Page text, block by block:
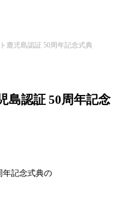
鹿児島認証 50周年記念式典
島認証 50周年記念
年記念式典の